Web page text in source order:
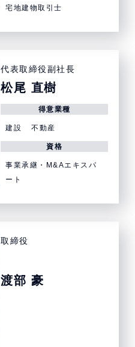
宅地建物取引士
代表取締役副社長
松尾 直樹
得意業種
建設 不動産
資格
事業承継・M&Aエキスパ
ート
取締役
渡部 豪